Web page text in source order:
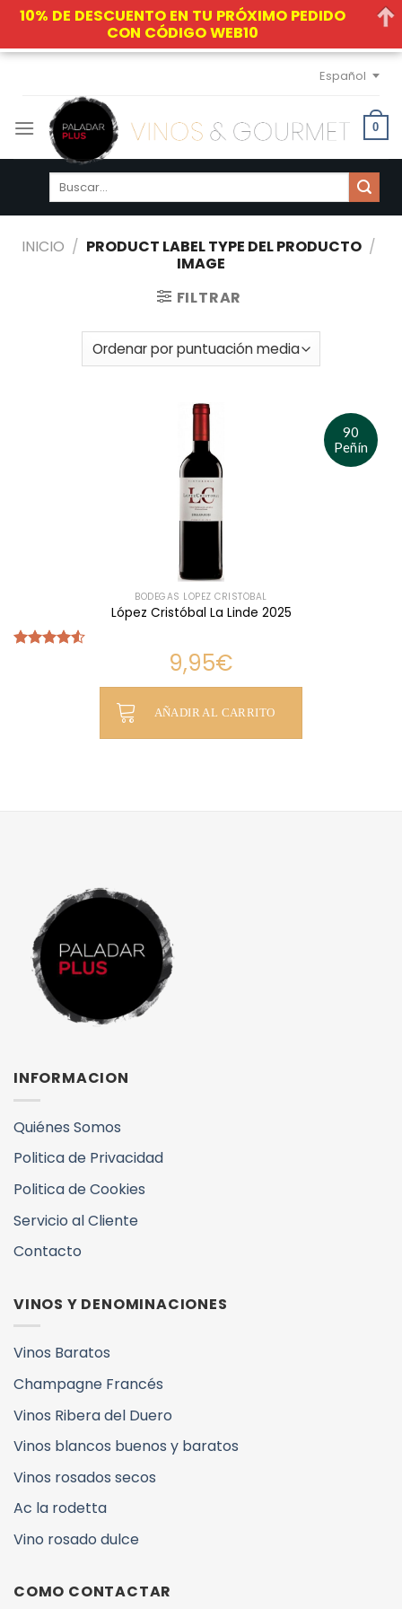
Skip
content
Español
0
Buscar
INICIO / PRODUCT LABEL TYPE DEL PRODUCTO /
IMAGE
FILTRAR
90
Peñín
BODEGAS LÓPEZ CRISTÓBAL
López Cristóbal La Linde 2025
9,95€
AÑADIR AL CARRITO
INFORMACION
Quiénes Somos
Politica de Privacidad
Politica de Cookies
Servicio al Cliente
Contacto
VINOS Y DENOMINACIONES
Vinos Baratos
Champagne Francés
Vinos Ribera del Duero
Vinos blancos buenos y baratos
Vinos rosados secos
Ac la rodetta
Vino rosado dulce
COMO CONTACTAR
10% DE DESCUENTO EN TU PRÓXIMO PEDIDO
CON CÓDIGO WEB10